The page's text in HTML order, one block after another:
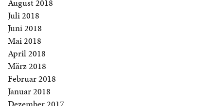
August 2018
Juli 2018
Juni 2018
Mai 2018
April 2018
März 2018
Februar 2018
Januar 2018